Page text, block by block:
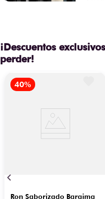
¡Descuentos
perder!
Ron Saborizado Baraima